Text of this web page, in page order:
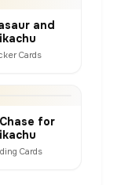
and
Cards
for
Cards